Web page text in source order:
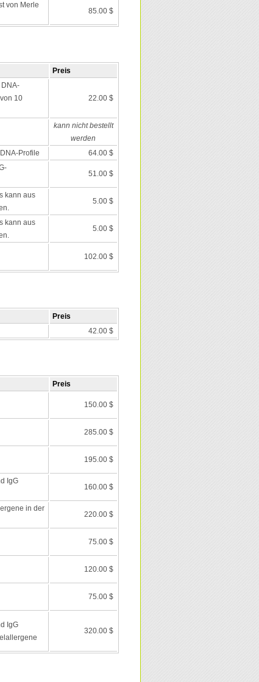
von Merle
85.00 $
Preis
10
22.00 $
kann nicht bestellt
werden
Profile 64.00 $
51.00 $
kann aus
5.00 $
kann aus
5.00 $
102.00 $
Preis
42.00 $
Preis
150.00 $
285.00 $
195.00 $
IgG
160.00 $
in der
220.00 $
75.00 $
120.00 $
75.00 $
IgG
320.00 $